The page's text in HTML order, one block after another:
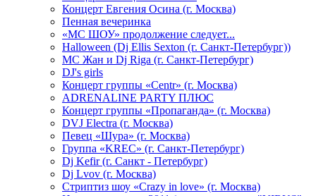
Концерт Евгения Осина (г. Москва)
Пенная вечеринка
«МС ШОУ» продолжение следует...
Halloween (Dj Ellis Sexton (г. Санкт-Петербург))
МС Жан и Dj Riga (г. Санкт-Петербург)
DJ's girls
Концерт группы «Centr» (г. Москва)
ADRENALINE PARTY ПЛЮС
Концерт группы «Пропаганда» (г. Москва)
DVJ Electra (г. Москва)
Певец «Шура» (г. Москва)
Группа «KREC» (г. Санкт-Петербург)
Dj Kefir (г. Санкт - Петербург)
Dj Lvov (г. Москва)
Стриптиз шоу «Crazy in love» (г. Москва)